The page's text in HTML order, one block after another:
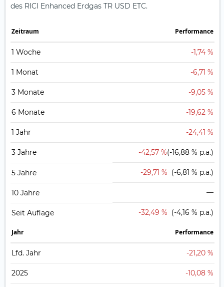
des RICI Enhanced Erdgas TR USD ETC.
Zeit­raum Perfor­mance
1 Woche -1,74 %
1 Monat -6,71 %
3 Monate -9,05 %
6 Monate -19,62 %
1 Jahr -24,41 %
3 Jahre -42,57 %(-16,88 % p.a.)
5 Jahre -29,71 % (-6,81 % p.a.)
10 Jahre —
Seit Auflage -32,49 % (-4,16 % p.a.)
Jahr Perfor­mance
Lfd. Jahr -21,20 %
2025 -10,08 %